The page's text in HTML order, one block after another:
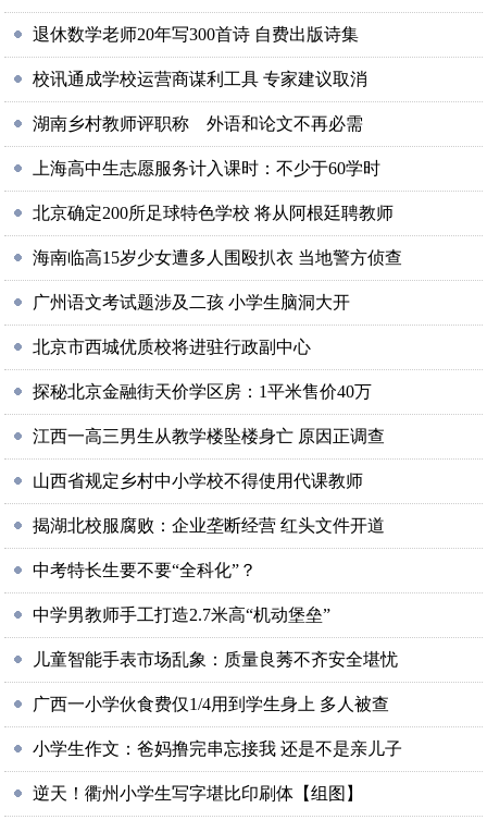
退休数学老师20年写300首诗 自费出版诗集
校讯通成学校运营商谋利工具 专家建议取消
湖南乡村教师评职称 外语和论文不再必需
上海高中生志愿服务计入课时：不少于60学时
北京确定200所足球特色学校 将从阿根廷聘教师
海南临高15岁少女遭多人围殴扒衣 当地警方侦查
广州语文考试题涉及二孩 小学生脑洞大开
北京市西城优质校将进驻行政副中心
探秘北京金融街天价学区房：1平米售价40万
江西一高三男生从教学楼坠楼身亡 原因正调查
山西省规定乡村中小学校不得使用代课教师
揭湖北校服腐败：企业垄断经营 红头文件开道
中考特长生要不要“全科化”？
中学男教师手工打造2.7米高“机动堡垒”
儿童智能手表市场乱象：质量良莠不齐安全堪忧
广西一小学伙食费仅1/4用到学生身上 多人被查
小学生作文：爸妈撸完串忘接我 还是不是亲儿子
逆天！衢州小学生写字堪比印刷体【组图】